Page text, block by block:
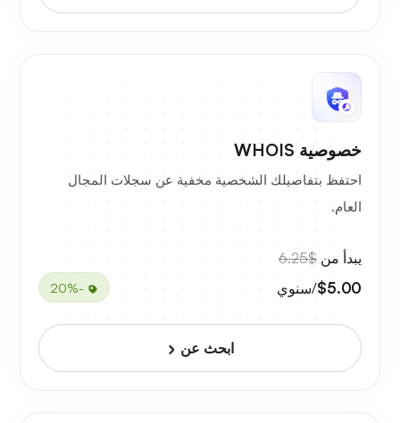
خصوصية WHOIS
احتفظ بتفاصيلك الشخصية مخفية عن سجلات المجال
العام.
يبدأ من $6.25
$5.00/سنوي -20%
ابحث عن